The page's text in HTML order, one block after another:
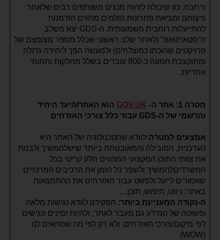
ורחבה, כזו שיכולה לזהות מכנים משותפים רבים שלאחר
פיצוחם ומציאת פתרונות הולמים מהווים הזדמנות
להתייעלות רוחבית משמעותית. ה-GDS יצא משלב
ה"סטארטאפ" (לאחר שלב ראשוני שכלל מספר מצומצם של
פרויקטים שהוכחו כמוצלחים) ולמעשה הפך ליחידה גדולה
ומתוקצבת המונה כ-800 עובדים בשלל מחלקות ותחומי
אחריות.
מטרה 1: אתר ה- GOV.UK הוא האתר/היעד היחיד
והרשמי של ה-GDS עבור כלל צורכי האזרחים
אמצעים למטרה:לוודא שהטכנולוגיה של האתר היא
העדכנית, המובילה והמאובטחת ביותר שישלהמשיך ולבנות
את צוותי התוכן המקצועי המהווים חלק קריטי בכל
המשרדיםלהמשיך ולשפר כל הזמן את הרכיבים המרכזיים
שאמורים לייעל ולפשט עבור האזרחים את ההתמצאות
באתר: ניווט, חיפוש, תוכן…
ה-נקודה המעניינת ביותר: תפקידנו לוודא נגישות מלאה
ופשוטה של המידע גם מעבר לאתר, ולהיות זמינים ונגישים
לפי מיקום/צורכי האזרחים, ולא רק לפי מה שמתאים לנו
(WOW)